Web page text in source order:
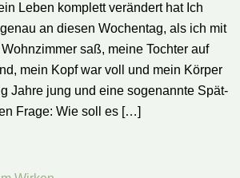
Leben komplett verändert hat Ich
an diesen Wochentag, als ich mit
saß, meine Tochter auf
mein Kopf war voll und mein Körper
Jahre jung und eine sogenannte Spät-
Frage: Wie soll es […]